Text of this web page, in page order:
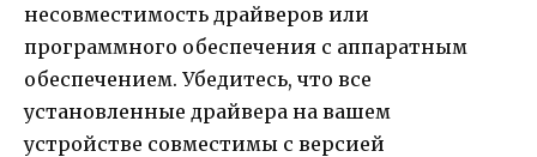
несовместимость драйверов или
программного обеспечения с аппаратным
обеспечением. Убедитесь, что все
установленные драйвера на вашем
устройстве совместимы с версией